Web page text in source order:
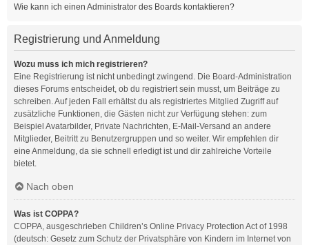
Wie kann ich einen Administrator des Boards kontaktieren?
Registrierung und Anmeldung
Wozu muss ich mich registrieren?
Eine Registrierung ist nicht unbedingt zwingend. Die Board-Administration
dieses Forums entscheidet, ob du registriert sein musst, um Beiträge zu
schreiben. Auf jeden Fall erhältst du als registriertes Mitglied Zugriff auf
zusätzliche Funktionen, die Gästen nicht zur Verfügung stehen: zum
Beispiel Avatarbilder, Private Nachrichten, E-Mail-Versand an andere
Mitglieder, Beitritt zu Benutzergruppen und so weiter. Wir empfehlen dir
eine Anmeldung, da sie schnell erledigt ist und dir zahlreiche Vorteile
bietet.
Nach oben
Was ist COPPA?
COPPA, ausgeschrieben Children’s Online Privacy Protection Act of 1998
(deutsch: Gesetz zum Schutz der Privatsphäre von Kindern im Internet von